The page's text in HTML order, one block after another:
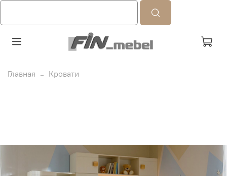
Главная Кровати